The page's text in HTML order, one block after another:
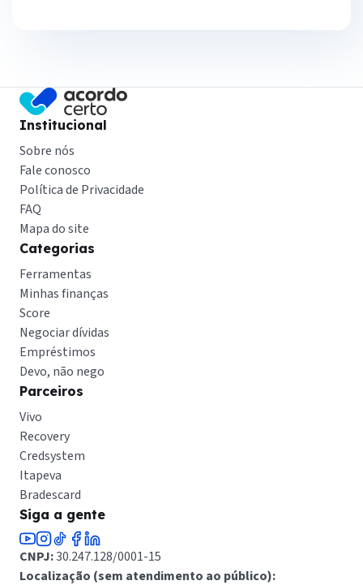
Institucional
Sobre nós
Fale conosco
Política de Privacidade
FAQ
Mapa do site
Categorias
Ferramentas
Minhas finanças
Score
Negociar dívidas
Empréstimos
Devo, não nego
Parceiros
Vivo
Recovery
Credsystem
Itapeva
Bradescard
Siga a gente
CNPJ:30.247.128/0001-15
Localização (sem atendimento ao público):